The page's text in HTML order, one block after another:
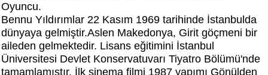
Oyuncu.
Bennu Yıldırımlar 22 Kasım 1969 tarihinde İstanbulda
dünyaya gelmiştir.Aslen Makedonya, Girit göçmeni bir
aileden gelmektedir. Lisans eğitimini İstanbul
Üniversitesi Devlet Konservatuvarı Tiyatro Bölümü'nde
tamamlamıştır. İlk sinema filmi 1987 yapımı Gönülden